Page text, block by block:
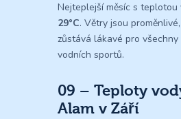
Nejteplejší měsíc s teplotou
29°C. Větry jsou
zůstává lákavé pro všechny
vodních sportů.
09 – Teploty
Alam v Září